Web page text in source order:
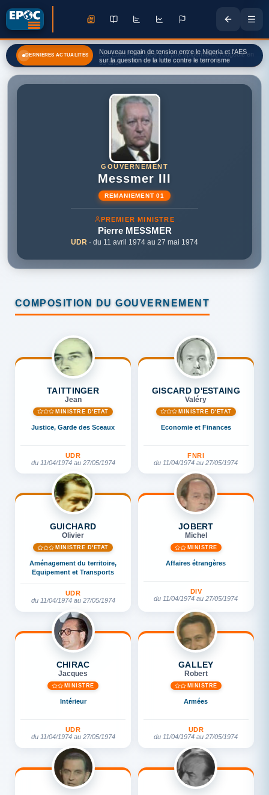
DERNIÈRES ACTUALITÉS
Les États-Unis face à la pire épidémie de rougeole en
35 ans
GOUVERNEMENT
Messmer III
REMANIEMENT 01
PREMIER MINISTRE
Pierre MESSMER
UDR · du 11 avril 1974 au 27 mai 1974
COMPOSITION DU GOUVERNEMENT
TAITTINGER
Jean
MINISTRE D'ETAT
Justice, Garde des Sceaux
UDR
du 11/04/1974 au 27/05/1974
GISCARD D'ESTAING
Valéry
MINISTRE D'ETAT
Economie et Finances
FNRI
du 11/04/1974 au 27/05/1974
GUICHARD
Olivier
MINISTRE D'ETAT
Aménagement du territoire,
Equipement et Transports
UDR
du 11/04/1974 au 27/05/1974
JOBERT
Michel
MINISTRE
Affaires étrangères
DIV
du 11/04/1974 au 27/05/1974
CHIRAC
Jacques
MINISTRE
Intérieur
UDR
du 11/04/1974 au 27/05/1974
GALLEY
Robert
MINISTRE
Armées
UDR
du 11/04/1974 au 27/05/1974